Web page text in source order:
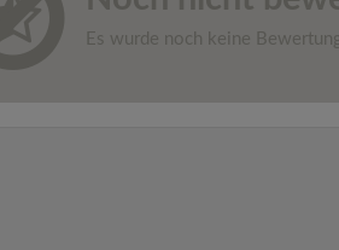
Es wurde noch keine